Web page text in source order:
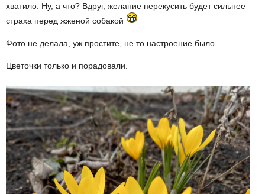
хватило. Ну, а что? Вдруг, желание перекусить будет сильнее
страха перед жженой собакой
Фото не делала, уж простите, не то настроение было.
Цветочки только и порадовали.